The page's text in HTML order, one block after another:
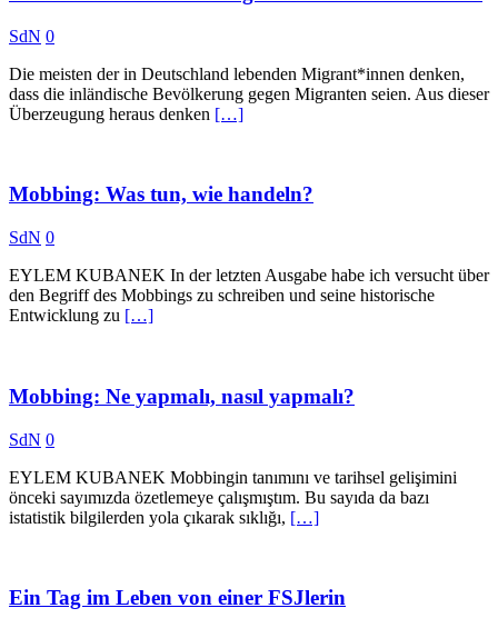
SdN 0
Die meisten der in Deutschland lebenden Migrant*innen denken,
dass die inländische Bevölkerung gegen Migranten seien. Aus dieser
Überzeugung heraus denken […]
Mobbing: Was tun, wie handeln?
SdN 0
EYLEM KUBANEK In der letzten Ausgabe habe ich versucht über
den Begriff des Mobbings zu schreiben und seine historische
Entwicklung zu […]
Mobbing: Ne yapmalı, nasıl yapmalı?
SdN 0
EYLEM KUBANEK Mobbingin tanımını ve tarihsel gelişimini
önceki sayımızda özetlemeye çalışmıştım. Bu sayıda da bazı
istatistik bilgilerden yola çıkarak sıklığı, […]
Ein Tag im Leben von einer FSJlerin